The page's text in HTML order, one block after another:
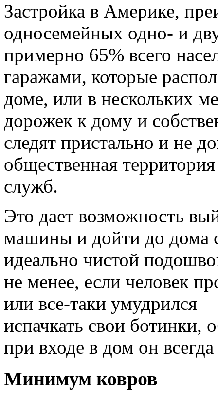
Застройка в Америке,
односемейных одно- и
примерно 65% всего
гаражами, которые
доме, или в нескольких
дорожек к дому и
следят пристально и не
общественная
служб.
Это дает возможность
машины и дойти до дома
идеально чистой
не менее, если человек
или все-таки умудрился
испачкать свои ботинки,
при входе в дом он
Минимум ковров